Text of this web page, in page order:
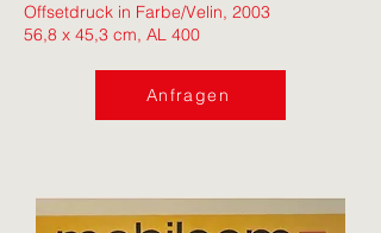
Offsetdruck in Farbe/Velin, 2003
56,8 x 45,3 cm, AL 400
Anfragen